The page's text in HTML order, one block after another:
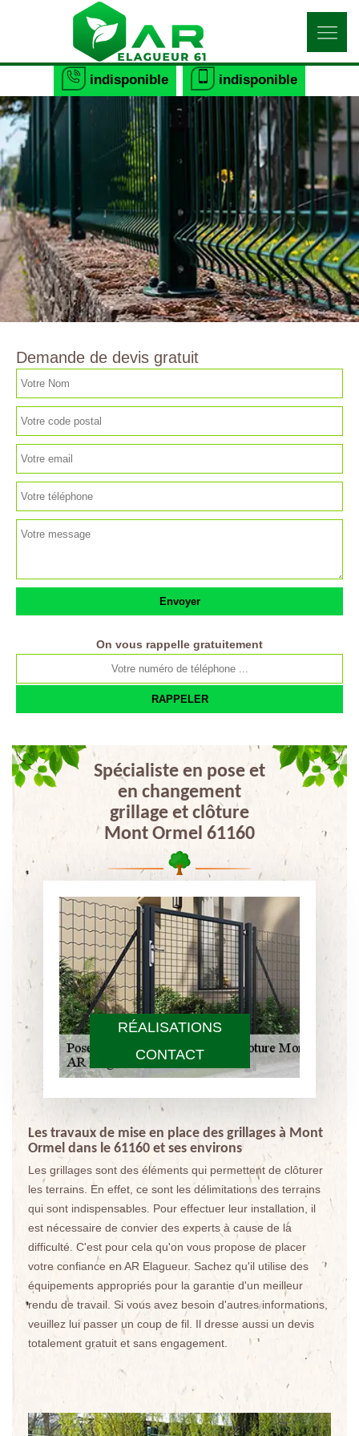
indisponible indisponible
RÉALISATIONS
CONTACT
Demande de devis gratuit
On vous rappelle gratuitement
Spécialiste en pose et
en changement
grillage et clôture
Mont Ormel 61160
Les travaux de mise en place des grillages à Mont
Ormel dans le 61160 et ses environs
Les grillages sont des éléments qui permettent de clôturer
les terrains. En effet, ce sont les délimitations des terrains
qui sont indispensables. Pour effectuer leur installation, il
est nécessaire de convier des experts à cause de la
difficulté. C'est pour cela qu'on vous propose de placer
votre confiance en AR Elagueur. Sachez qu'il utilise des
équipements appropriés pour la garantie d'un meilleur
rendu de travail. Si vous avez besoin d'autres informations,
veuillez lui passer un coup de fil. Il dresse aussi un devis
totalement gratuit et sans engagement.